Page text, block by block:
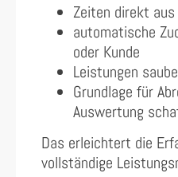
Zeiten direkt
automatische
oder Kunde
Leistungen
Grundlage für
Auswertung
Das erleichtert die
vollständige